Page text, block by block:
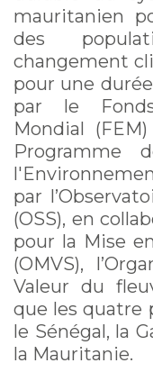
mauritanien
des
changement
pour une
par le
Mondial
Programme
par
(OSS), en
pour la Mise
(OMVS),
Valeur du
que les quatre
le Sénégal, la
la Mauritanie.